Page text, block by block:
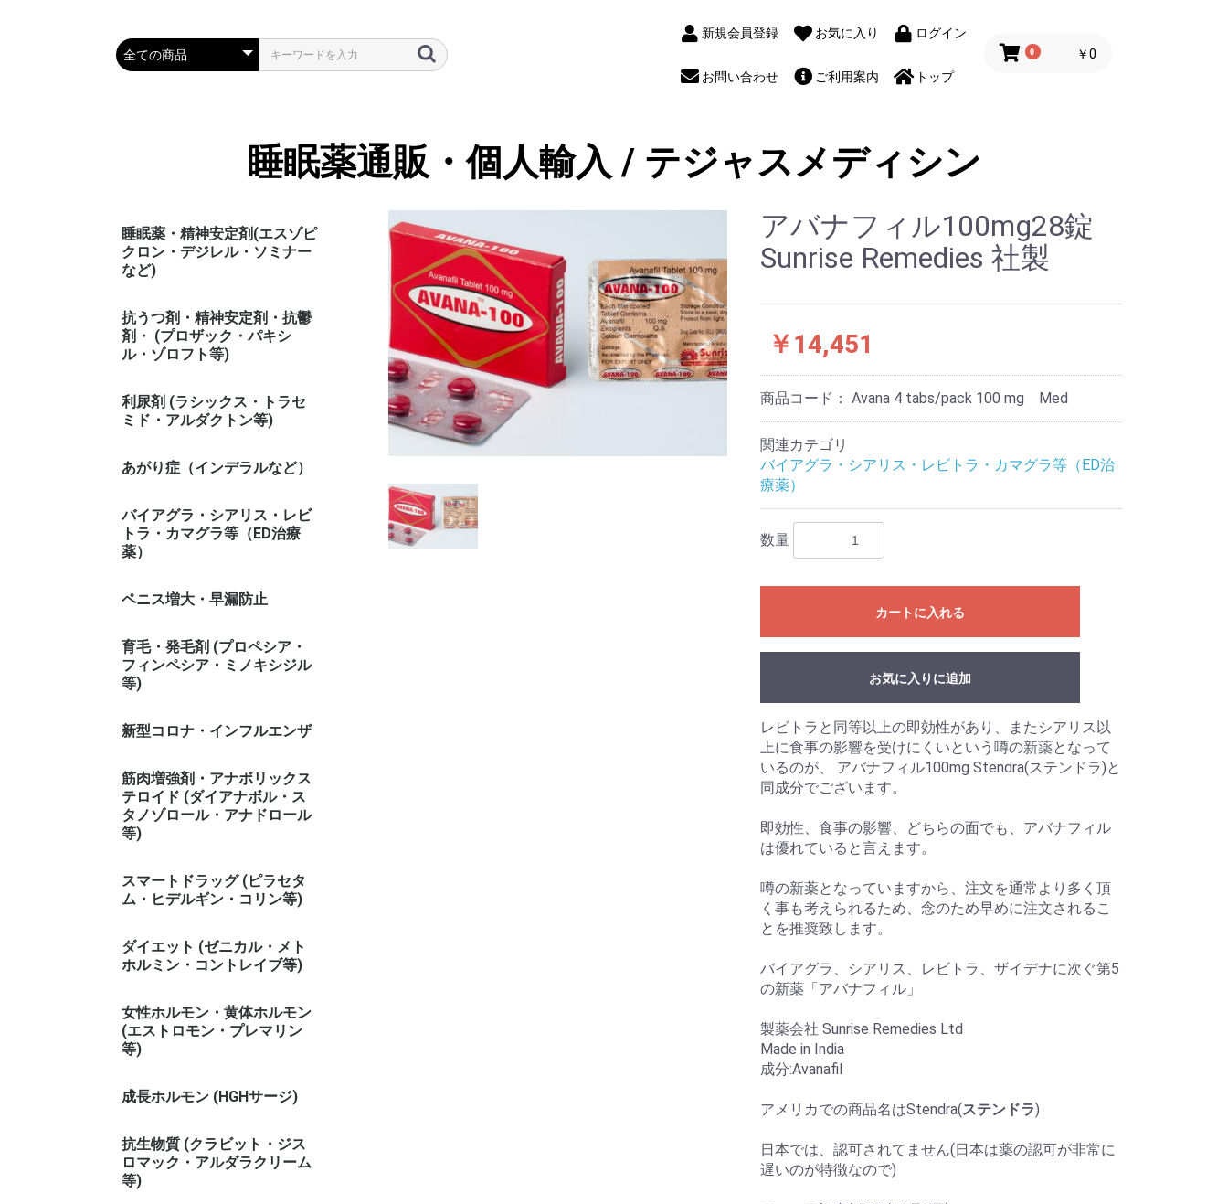
新規会員登録 お気に入り ログイン
お問い合わせ ご利用案内 トップ
0 ￥0
睡眠薬通販・個人輸入 / テジャスメディシン
睡眠薬・精神安定剤(エスゾピ
クロン・デジレル・ソミナー
など)
抗うつ剤・精神安定剤・抗鬱
剤・ (プロザック・パキシ
ル・ゾロフト等)
利尿剤 (ラシックス・トラセ
ミド・アルダクトン等)
あがり症（インデラルなど）
バイアグラ・シアリス・レビ
トラ・カマグラ等（ED治療
薬）
ペニス増大・早漏防止
育毛・発毛剤 (プロペシア・
フィンペシア・ミノキシジル
等)
新型コロナ・インフルエンザ
筋肉増強剤・アナボリックス
テロイド (ダイアナボル・ス
タノゾロール・アナドロール
等)
スマートドラッグ (ピラセタ
ム・ヒデルギン・コリン等)
ダイエット (ゼニカル・メト
ホルミン・コントレイブ等)
女性ホルモン・黄体ホルモン
(エストロモン・プレマリン
等)
成長ホルモン (HGHサージ)
抗生物質 (クラビット・ジス
ロマック・アルダラクリーム
等)
アバナフィル100mg28錠
Sunrise Remedies 社製
￥14,451
商品コード： Avana 4 tabs/pack 100 mg Med
関連カテゴリ
バイアグラ・シアリス・レビトラ・カマグラ等（ED治
療薬）
数量
カートに入れる
お気に入りに追加
レビトラと同等以上の即効性があり、またシアリス以
上に食事の影響を受けにくいという噂の新薬となって
いるのが、 アバナフィル100mg Stendra(ステンドラ)と
同成分でございます。
即効性、食事の影響、どちらの面でも、アバナフィル
は優れていると言えます。
噂の新薬となっていますから、注文を通常より多く頂
く事も考えられるため、念のため早めに注文されるこ
とを推奨致します。
バイアグラ、シアリス、レビトラ、ザイデナに次ぐ第5
の新薬「アバナフィル」
製薬会社 Sunrise Remedies Ltd
Made in India
成分:Avanafil
アメリカでの商品名はStendra(ステンドラ)
日本では、認可されてません(日本は薬の認可が非常に
遅いのが特徴なので)